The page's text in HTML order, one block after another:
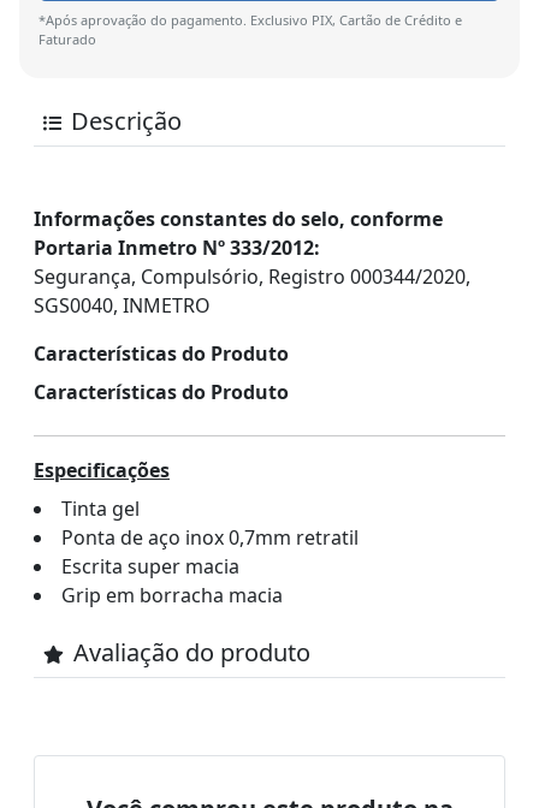
*Após aprovação do pagamento. Exclusivo PIX, Cartão de Crédito e
Faturado
Descrição
Informações constantes do selo, conforme
Portaria Inmetro Nº 333/2012:
Segurança, Compulsório, Registro 000344/2020,
SGS0040, INMETRO
Características do Produto
Características do Produto
Especificações
Tinta gel
Ponta de aço inox 0,7mm retratil
Escrita super macia
Grip em borracha macia
Avaliação do produto